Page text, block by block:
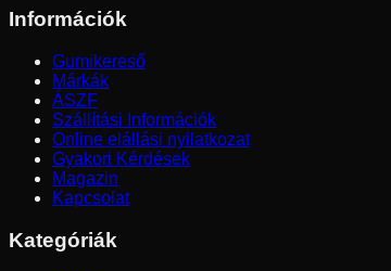
Információk
Gumikereső
Márkák
ÁSZF
Szállítási Információk
Online elállási nyilatkozat
Gyakori Kérdések
Magazin
Kapcsolat
Kategóriák